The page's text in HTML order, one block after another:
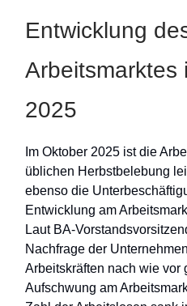
Entwicklung
Arbeitsmarktes
2025
Im Oktober 2025 ist die
üblichen Herbstbelebung
ebenso die
Entwicklung am
Laut BA-
Nachfrage der
Arbeitskräften nach wie vor
Aufschwung am